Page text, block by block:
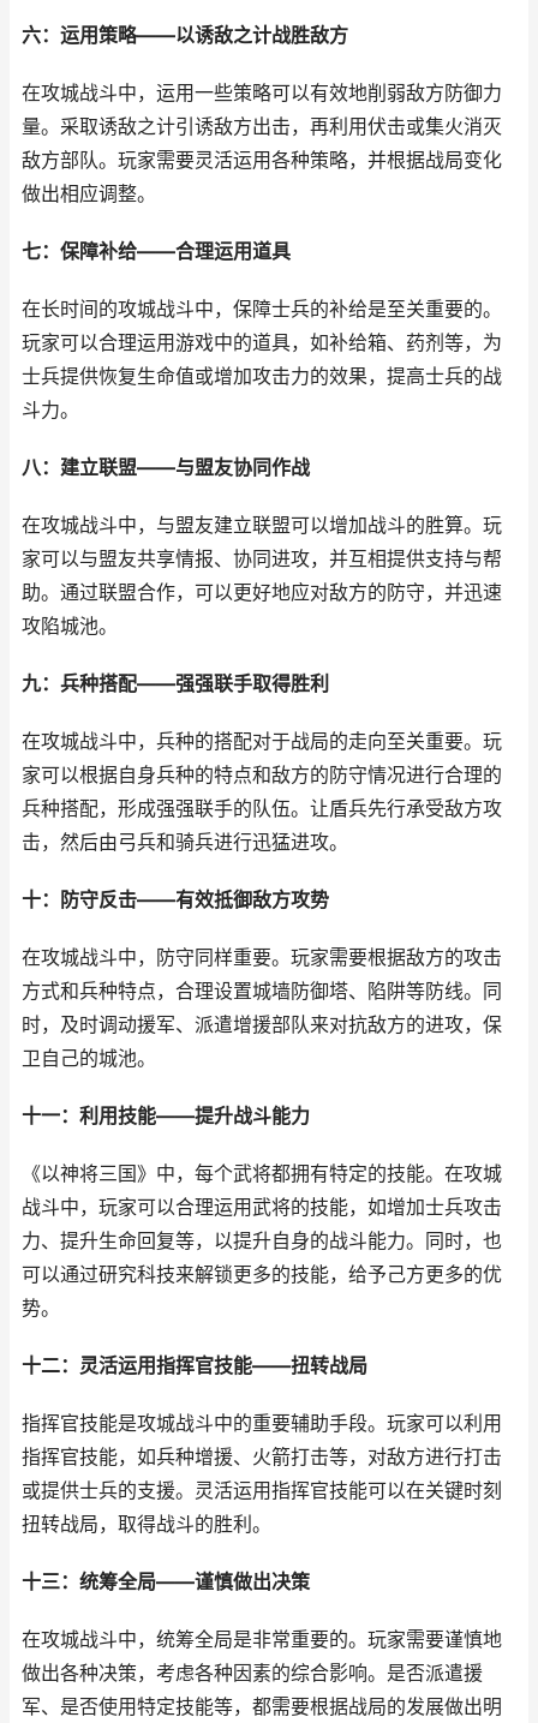
六：运用策略——以诱敌之计战胜敌方
在攻城战斗中，运用一些策略可以有效地削弱敌方防御力
量。采取诱敌之计引诱敌方出击，再利用伏击或集火消灭
敌方部队。玩家需要灵活运用各种策略，并根据战局变化
做出相应调整。
七：保障补给——合理运用道具
在长时间的攻城战斗中，保障士兵的补给是至关重要的。
玩家可以合理运用游戏中的道具，如补给箱、药剂等，为
士兵提供恢复生命值或增加攻击力的效果，提高士兵的战
斗力。
八：建立联盟——与盟友协同作战
在攻城战斗中，与盟友建立联盟可以增加战斗的胜算。玩
家可以与盟友共享情报、协同进攻，并互相提供支持与帮
助。通过联盟合作，可以更好地应对敌方的防守，并迅速
攻陷城池。
九：兵种搭配——强强联手取得胜利
在攻城战斗中，兵种的搭配对于战局的走向至关重要。玩
家可以根据自身兵种的特点和敌方的防守情况进行合理的
兵种搭配，形成强强联手的队伍。让盾兵先行承受敌方攻
击，然后由弓兵和骑兵进行迅猛进攻。
十：防守反击——有效抵御敌方攻势
在攻城战斗中，防守同样重要。玩家需要根据敌方的攻击
方式和兵种特点，合理设置城墙防御塔、陷阱等防线。同
时，及时调动援军、派遣增援部队来对抗敌方的进攻，保
卫自己的城池。
十一：利用技能——提升战斗能力
《以神将三国》中，每个武将都拥有特定的技能。在攻城
战斗中，玩家可以合理运用武将的技能，如增加士兵攻击
力、提升生命回复等，以提升自身的战斗能力。同时，也
可以通过研究科技来解锁更多的技能，给予己方更多的优
势。
十二：灵活运用指挥官技能——扭转战局
指挥官技能是攻城战斗中的重要辅助手段。玩家可以利用
指挥官技能，如兵种增援、火箭打击等，对敌方进行打击
或提供士兵的支援。灵活运用指挥官技能可以在关键时刻
扭转战局，取得战斗的胜利。
十三：统筹全局——谨慎做出决策
在攻城战斗中，统筹全局是非常重要的。玩家需要谨慎地
做出各种决策，考虑各种因素的综合影响。是否派遣援
军、是否使用特定技能等，都需要根据战局的发展做出明